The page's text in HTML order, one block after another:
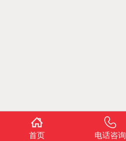
首页 电话咨询